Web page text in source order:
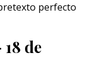
perfecto
de